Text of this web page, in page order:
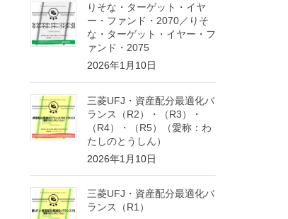
りそな・ターゲット・イヤ
ー・ファンド・2070／りそ
な・ターゲット・イヤー・フ
ァンド・2075
2026年1月10日
三菱UFJ・資産配分最適化バ
ランス（R2）・（R3）・
（R4）・（R5）（愛称：わ
たしのとうしん）
2026年1月10日
三菱UFJ・資産配分最適化バ
ランス（R1）